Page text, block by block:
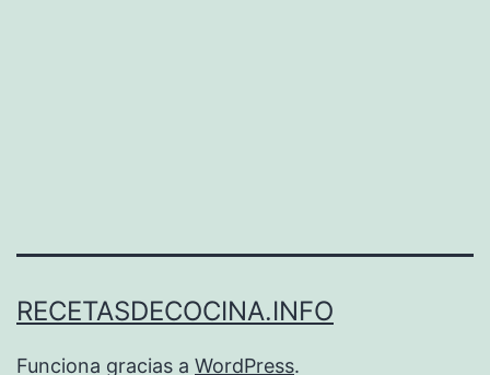
RECETASDECOCINA.INFO
Funciona gracias a WordPress.